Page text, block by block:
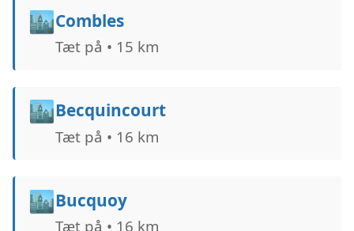
🏙️Combles
Tæt på • 15 km
🏙️Becquincourt
Tæt på • 16 km
🏙️Bucquoy
Tæt på • 16 km